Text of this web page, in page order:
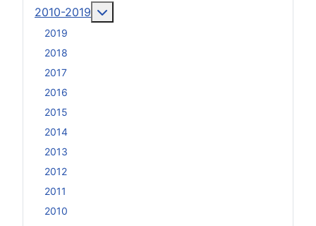
2010-2019
2019
2018
2017
2016
2015
2014
2013
2012
2011
2010